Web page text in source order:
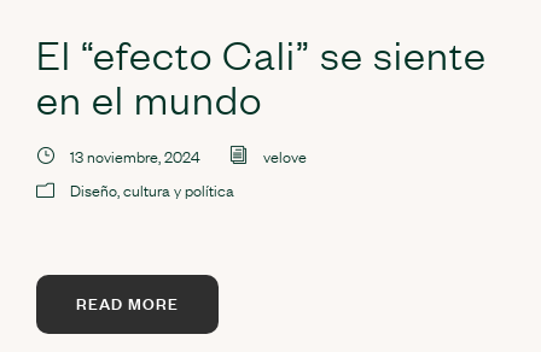
El “efecto Cali” se siente
en el mundo
13 noviembre, 2024
velove
Diseño, cultura y política
READ MORE